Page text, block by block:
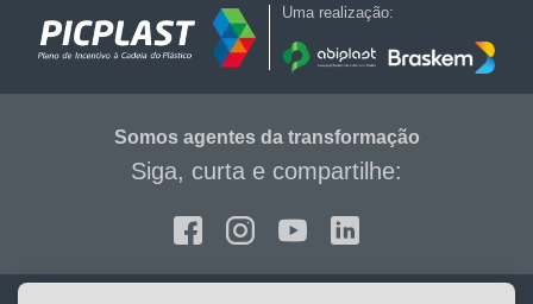
Uma realização:
Somos agentes da transformação
Siga, curta e compartilhe:
Facebook
Instagram
YoutubeLinkedin